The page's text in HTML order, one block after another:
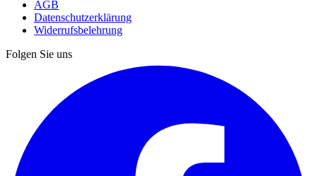
AGB
Datenschutzerklärung
Widerrufsbelehrung
Folgen Sie uns